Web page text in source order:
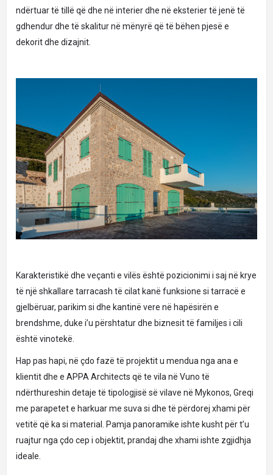
ndërtuar të tillë që dhe në interier dhe në eksterier të jenë të
gdhendur dhe të skalitur në mënyrë që të bëhen pjesë e
dekorit dhe dizajnit.
Karakteristikë dhe veçanti e vilës është pozicionimi i saj në krye
të një shkallare tarracash të cilat kanë funksione si tarracë e
gjelbëruar, parikim si dhe kantinë vere në hapësirën e
brendshme, duke i’u përshtatur dhe biznesit të familjes i cili
është vinotekë.
Hap pas hapi, në çdo fazë të projektit u mendua nga ana e
klientit dhe e APPA Architects që te vila në Vuno të
ndërthureshin detaje të tipologjisë së vilave në Mykonos, Greqi
me parapetet e harkuar me suva si dhe të përdorej xhami për
vetitë që ka si material. Pamja panoramike ishte kusht për t’u
ruajtur nga çdo cep i objektit, prandaj dhe xhami ishte zgjidhja
ideale.